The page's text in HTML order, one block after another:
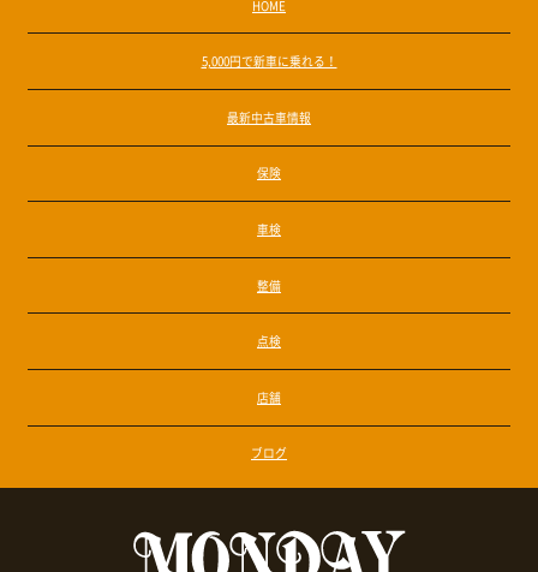
HOME
5,000円で新車に乗れる！
最新中古車情報
保険
車検
整備
点検
店舗
ブログ